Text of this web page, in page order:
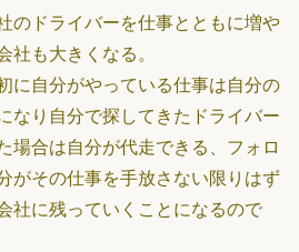
のドライバーを仕事とともに増や
社も大きくなる。
に自分がやっている仕事は自分の
なり自分で探してきたドライバー
場合は自分が代走できる、フォロ
がその仕事を手放さない限りはず
社に残っていくことになるので